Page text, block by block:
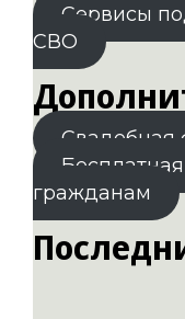
Сервисы
СВО
Свадебная
гражданам